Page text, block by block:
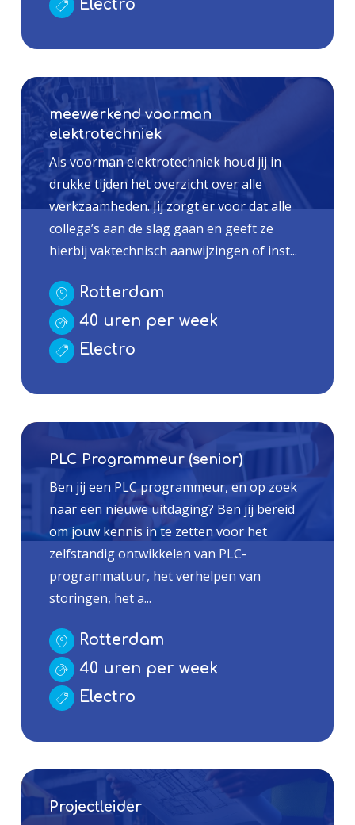
Electro
meewerkend voorman
elektrotechniek
Als voorman elektrotechniek houd jij in
drukke tijden het overzicht over alle
werkzaamheden. Jij zorgt er voor dat alle
collega’s aan de slag gaan en geeft ze
hierbij vaktechnisch aanwijzingen of inst...
Rotterdam
40 uren per week
Electro
PLC Programmeur (senior)
Ben jij een PLC programmeur, en op zoek
naar een nieuwe uitdaging? Ben jij bereid
om jouw kennis in te zetten voor het
zelfstandig ontwikkelen van PLC-
programmatuur, het verhelpen van
storingen, het a...
Rotterdam
40 uren per week
Electro
Projectleider